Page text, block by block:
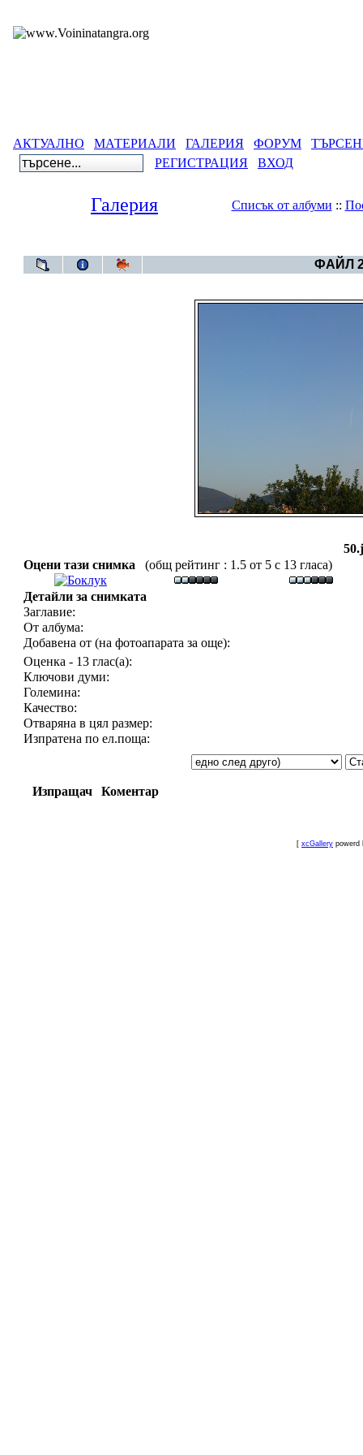
АКТУАЛНО МАТЕРИАЛИ ГАЛЕРИЯ ФОРУМ
РЕГИСТРАЦИЯ
ВХОД
Галерия Списък от албуми ::
ФАЙЛ
Оцени тази снимка
(общ рейтинг : 1.5 от 5 с 13 гласа)
Детайли за снимката
Заглавие:
От албума:
Добавена от (на фотоапарата за още):
Оценка - 13 глас(а):
Ключови думи:
Големина:
Качество:
Отваряна в цял размер:
Изпратена по ел.поща:
Изпращач Коментар
[ xcGallery